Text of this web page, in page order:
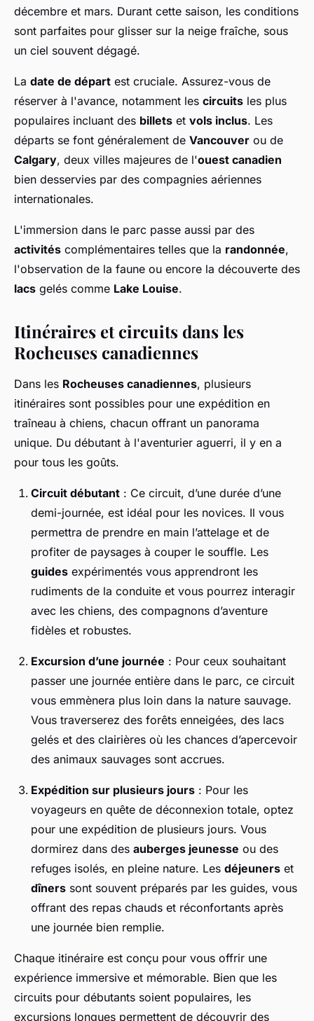
décembre et mars. Durant cette saison, les conditions
sont parfaites pour glisser sur la neige fraîche, sous
un ciel souvent dégagé.
La date de départ est cruciale. Assurez-vous de
réserver à l'avance, notamment les circuits les plus
populaires incluant des billets et vols inclus. Les
départs se font généralement de Vancouver ou de
Calgary, deux villes majeures de l'ouest canadien
bien desservies par des compagnies aériennes
internationales.
L'immersion dans le parc passe aussi par des
activités complémentaires telles que la randonnée,
l'observation de la faune ou encore la découverte des
lacs gelés comme Lake Louise.
Itinéraires et circuits dans les
Rocheuses canadiennes
Dans les Rocheuses canadiennes, plusieurs
itinéraires sont possibles pour une expédition en
traîneau à chiens, chacun offrant un panorama
unique. Du débutant à l'aventurier aguerri, il y en a
pour tous les goûts.
Circuit débutant : Ce circuit, d’une durée d’une
demi-journée, est idéal pour les novices. Il vous
permettra de prendre en main l’attelage et de
profiter de paysages à couper le souffle. Les
guides expérimentés vous apprendront les
rudiments de la conduite et vous pourrez interagir
avec les chiens, des compagnons d’aventure
fidèles et robustes.
Excursion d’une journée : Pour ceux souhaitant
passer une journée entière dans le parc, ce circuit
vous emmènera plus loin dans la nature sauvage.
Vous traverserez des forêts enneigées, des lacs
gelés et des clairières où les chances d’apercevoir
des animaux sauvages sont accrues.
Expédition sur plusieurs jours : Pour les
voyageurs en quête de déconnexion totale, optez
pour une expédition de plusieurs jours. Vous
dormirez dans des auberges jeunesse ou des
refuges isolés, en pleine nature. Les déjeuners et
dîners sont souvent préparés par les guides, vous
offrant des repas chauds et réconfortants après
une journée bien remplie.
Chaque itinéraire est conçu pour vous offrir une
expérience immersive et mémorable. Bien que les
circuits pour débutants soient populaires, les
excursions longues permettent de découvrir des